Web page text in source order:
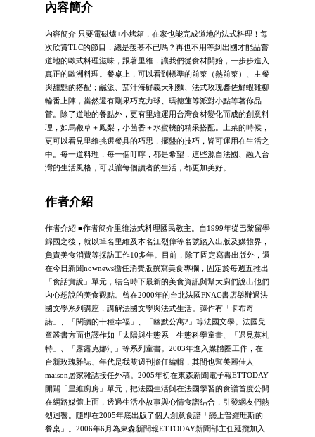
內容簡介
內容簡介 只要電磁爐+小烤箱，在家也能完成道地的法式料理！每
次欣賞TLC的節目，總是羨慕不已嗎？再也不用等到出國才能品嘗
道地的歐式料理滋味，跟著里維，讓我們從食材開始，一步步進入
真正的歐洲料理。餐桌上，可以看到標準的前菜（熱前菜）、主餐
與甜點的搭配；鹹派、茄汁海鮮義大利麵、法式玫瑰醬佐鮮蝦雞柳
輪番上陣，當然還有剛果巧克力球、瑪德蓮等派對小點等著你品
嘗。除了道地的餐點外，更有里維運用台灣食材變化而成的創意料
理，如馬鞭草＋鳳梨，小茴香＋水蜜桃的精采搭配。上菜的時候，
更可以看見里維挑選餐具的巧思，擺盤的技巧，皆可運用在生活之
中。每一道料理，每一個叮嚀，都是希望，這些源自法國、融入台
灣的生活風格，可以讓每個讀者的生活，都更加美好。
作者介紹
作者介紹 ■作者簡介里維法式料理國民教主。自1999年從巴黎留學
歸國之後，就以筆名里維及本名江烈偉等名號踏入出版及媒體界，
負責美食消費等採訪工作10多年。目前，除了固定寫書出版外，還
在今日新聞nownews擔任消費版撰寫美食專欄，固定於每週五推出
「食話實說」單元，結合時下最新的美食資訊與幫大廚們說出他們
內心想說的美食觀點。曾在2000年的台北法國FNAC書店舉辦過法
國文學系列講座，講解法國文學與法式生活。譯作有「卡布奇
諾」、「閱讀的十種幸福」、「幽默公寓2」等法國文學。法國兒
童叢書方面也譯作如「太陽與生態系」生態科學童書、「遇見莫札
特」、「露露克娜汀」等系列童書。2003年進入媒體圈工作，在
台新玫瑰雜誌、年代是我雙週刊擔任編輯，其間也幫美麗佳人
maison居家雜誌接任外稿。2005年初在東森新聞電子報ETTODAY
開闢「里維廚房」單元，把法國生活與在法國學習的食譜首度公開
在網路媒體上面，透過生活小故事與心情食譜結合，引發網友們熱
烈迴響。隨即在2005年底出版了個人創意食譜「戀上普羅旺斯的
餐桌」。2006年6月為東森新聞報ETTODAY新聞部主任延攬加入